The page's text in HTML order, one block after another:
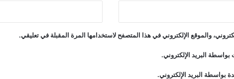
والموقع الإلكتروني في هذا المتصفح لاستخدامها المرة المقبلة في تعليقي.
بواسطة البريد الإلكتروني.
بواسطة البريد الإلكتروني.